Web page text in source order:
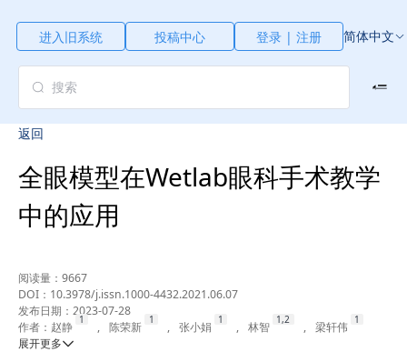
进入旧系统 投稿中心 登录 | 注册 简体中文
返回
全眼模型在Wetlab眼科手术教学
中的应用
阅读量： 9667
DOI： 10.3978/j.issn.1000-4432.2021.06.07
发布日期： 2023-07-28
作者： 赵静 , 陈荣新 , 张小娟 , 林智 ,
梁轩伟
展开更多